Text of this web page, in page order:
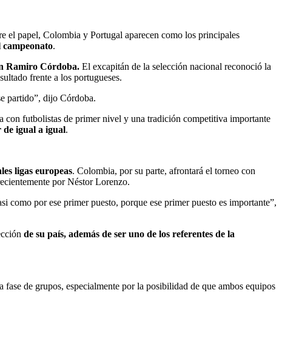
el papel, Colombia y Portugal aparecen como los principales
.
Ramiro Córdoba. El excapitán de la selección nacional reconoció la
frente a los portugueses.
partido”, dijo Córdoba.
con futbolistas de primer nivel y una tradición competitiva importante
de igual a igual.
ligas europeas. Colombia, por su parte, afrontará el torneo con
por Néstor Lorenzo.
como por ese primer puesto, porque ese primer puesto es importante”,
de su país, además de ser uno de los referentes de la
de grupos, especialmente por la posibilidad de que ambos equipos